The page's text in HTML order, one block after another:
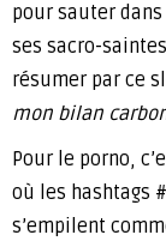
pour sauter
ses sacro-
résumer par ce
mon bilan
Pour le porno,
où les hashtags
s’empilent